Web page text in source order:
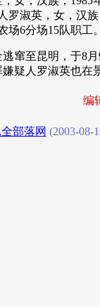
罗淑英，女，汉族
6分场15队职工。
窜至昆明，于8月
疑人罗淑英也在
编
部落网 (2003-08-